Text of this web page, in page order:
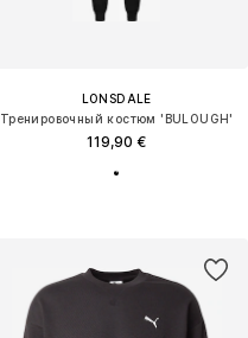
LONSDALE
Тренировочный костюм 'BULOUGH'
119,90 €